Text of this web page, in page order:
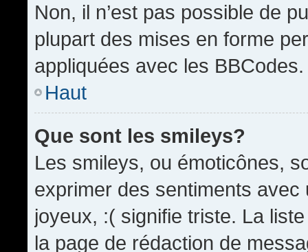
Non, il n’est pas possible de
plupart des mises en forme
appliquées avec les BBCodes.
Haut
Que sont les smileys?
Les smileys, ou émoticônes,
exprimer des sentiments
joyeux, :( signifie triste. La
la page de rédaction de